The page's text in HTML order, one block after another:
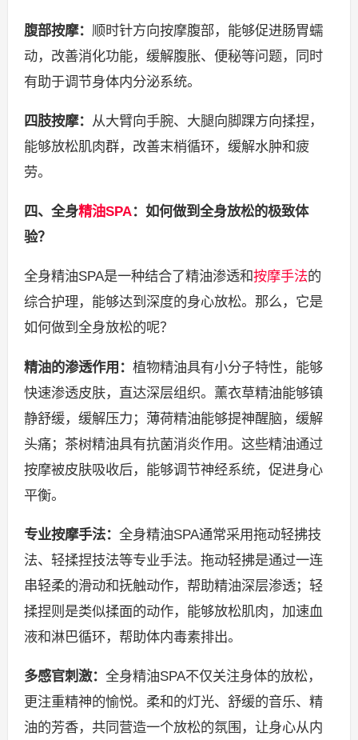
腹部按摩： 顺时针方向按摩腹部，能够促进肠胃蠕
动，改善消化功能，缓解腹胀、便秘等问题，同时
有助于调节身体内分泌系统。
四肢按摩： 从大臂向手腕、大腿向脚踝方向揉捏，
能够放松肌肉群，改善末梢循环，缓解水肿和疲
劳。
四、全身精油SPA：如何做到全身放松的极致体
验？
全身精油SPA是一种结合了精油渗透和按摩手法的
综合护理，能够达到深度的身心放松。那么，它是
如何做到全身放松的呢？
精油的渗透作用： 植物精油具有小分子特性，能够
快速渗透皮肤，直达深层组织。薰衣草精油能够镇
静舒缓，缓解压力；薄荷精油能够提神醒脑，缓解
头痛；茶树精油具有抗菌消炎作用。这些精油通过
按摩被皮肤吸收后，能够调节神经系统，促进身心
平衡。
专业按摩手法： 全身精油SPA通常采用拖动轻拂技
法、轻揉捏技法等专业手法。拖动轻拂是通过一连
串轻柔的滑动和抚触动作，帮助精油深层渗透；轻
揉捏则是类似揉面的动作，能够放松肌肉，加速血
液和淋巴循环，帮助体内毒素排出。
多感官刺激： 全身精油SPA不仅关注身体的放松，
更注重精神的愉悦。柔和的灯光、舒缓的音乐、精
油的芳香，共同营造一个放松的氛围，让身心从内